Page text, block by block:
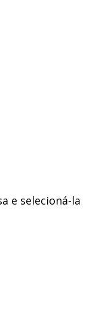
e selecioná-la